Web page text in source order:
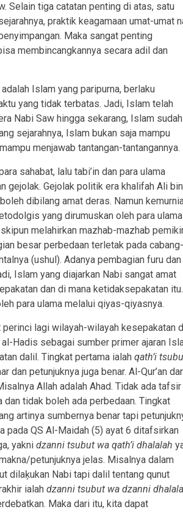
Selain tiga catatan penting di atas, satu
praktik keagamaan umat-umat
Maka sangat penting
membincangkannya secara adil dan
Islam yang paripurna, berlaku
yang tidak terbatas. Jadi, Islam telah
Nabi Saw hingga sekarang, Islam sudah
sejarahnya, Islam bukan saja mampu
menjawab tantangan-tantangannya.
sahabat, lalu tabi’in dan para ulama
gejolak. Gejolak politik era khalifah Ali bin
dibilang amat deras. Namun
yang dirumuskan oleh para ulama
melahirkan mazhab-mazhab
besar perbedaan terletak pada cabang-
(ushul). Adanya pembagian furu dan
Islam yang diajarkan Nabi sangat amat
dan di mana ketidaksepakatan itu.
para ulama melalui qiyas-qiyasnya.
lagi wilayah-wilayah kesepakatan
Hadis sebagai sumber primer ajaran
dalil. Tingkat pertama ialah qath’i
dan petunjuknya juga benar. Al-Qur’an
Allah adalah Ahad. Tidak ada tafsir
tidak boleh ada perbedaan. Tingkat
artinya sumbernya benar tapi
pada QS Al-Maidah (5) ayat 6 ditafsirkan
yakni dzanni tsubut wa qath’i dhalalah
petunjuknya jelas. Misalnya dalam
dilaķukan Nabi tapi dalil tentang qunut
ialah dzanni tsubut wa dzanni
Maka dari itu, kita dapat